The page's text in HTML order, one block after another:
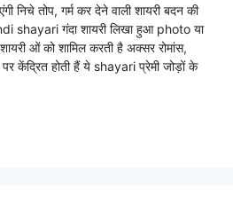
निचे तोप, गर्म कर देने वाली शायरी बदन की
shayari गंदा शायरी लिखा हुआ photo या
ओं को शामिल करती है अक्सर रोमांस,
केंद्रित होती हैं ये shayari प्रेमी जोड़ों के